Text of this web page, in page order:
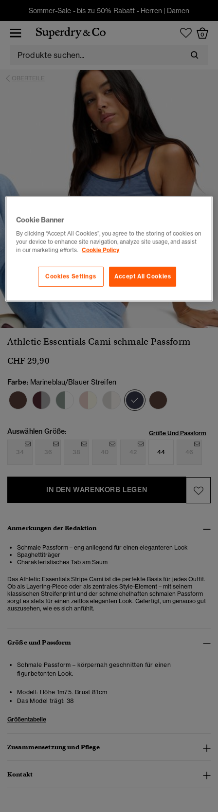
Sommer-Sale - bis zu 50% Rabatt - Herren | Damen
0
OBERTEILE
1 2 3 4 5 6 7
Athletic Essentials Cami schmale Passform
CHF 29,90
Farbe: Marineblau/Blauer Streifen
Ausgewählt
Auswählen Größe: Größe Und Passform
34 36 38 40 42 44 46
IN DEN WARENKORB LEGEN
Anmerkungen der Redaktion
Schmale Passform – eng anliegend für einen eleganteren Look
Spaghettiträger
Charakteristisches Tab am Saum
Das Athletic Essentials Stripe Cami ist die perfekte Basis für jedes Outfit.
Ob als Layering-Piece oder als zentrales Style-Element – mit seinem
klassischen Streifenprint und der schmeichelhaften schmalen Passform
sorgt es stets für einen zeitlos eleganten Look. Gefertigt, um genauso gut
auszusehen, wie es sich anfühlt.
Größe und Passform
Schmale Passform – körpernah geschnitten für einen
figurbetonten Look.
Modell: Höhe 1m75. Brust 81cm
Das Model trägt: 38
Größentabelle
Zusammensetzung und Pflege
Kontakt
Cookie Banner
By clicking “Accept All Cookies”, you agree to the storing of cookies on
your device to enhance site navigation, analyze site usage, and assist
in our marketing efforts. Cookie Policy
Accept All Cookies
Cookies Settings